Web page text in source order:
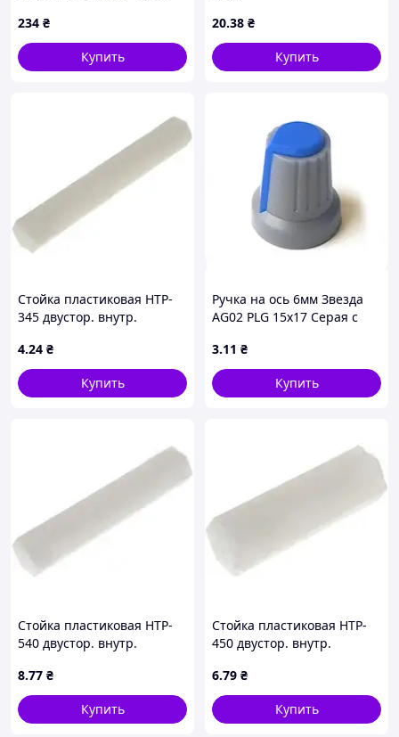
красный, 44x43х25мм
234 ₴
Купить
20.38 ₴
Купить
Стойка пластиковая HTP-
345 двустор. внутр.
4.24 ₴
Купить
Ручка на ось 6мм Звезда
AG02 PLG 15x17 Серая с
3.11 ₴
Купить
Стойка пластиковая HTP-
540 двустор. внутр.
8.77 ₴
Купить
Стойка пластиковая HTP-
450 двустор. внутр.
6.79 ₴
Купить